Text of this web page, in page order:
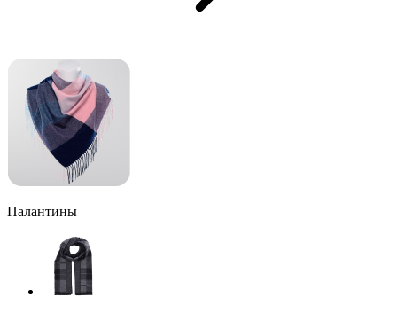
Палантины